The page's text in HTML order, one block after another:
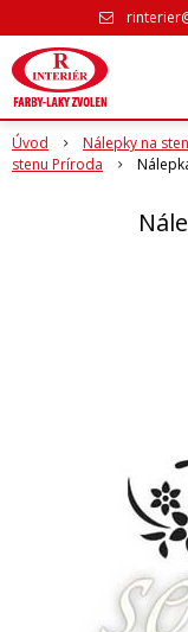
Úvod Nálepky na
stenu Príroda